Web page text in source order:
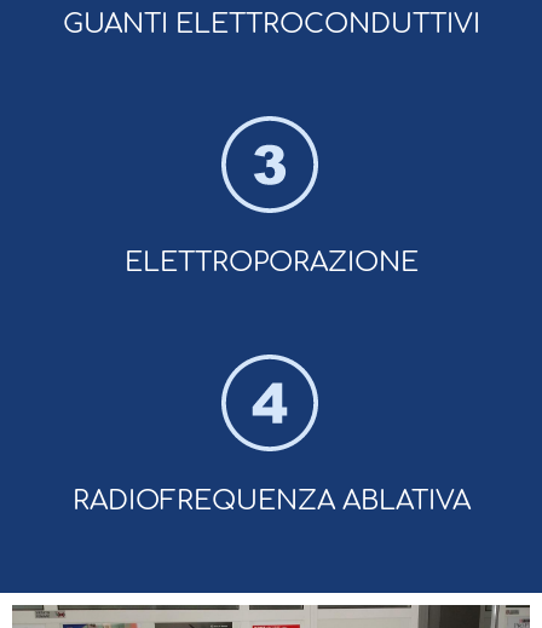
GUANTI ELETTROCONDUTTIVI
ELETTROPORAZIONE
RADIOFREQUENZA ABLATIVA